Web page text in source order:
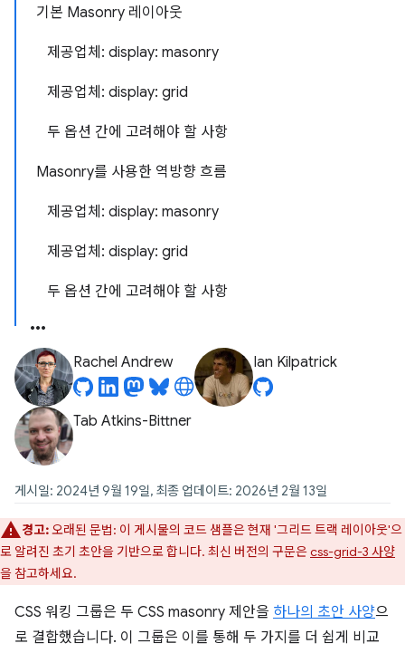
기본 Masonry 레이아웃
제공업체: display: masonry
제공업체: display: grid
두 옵션 간에 고려해야 할 사항
Masonry를 사용한 역방향 흐름
제공업체: display: masonry
제공업체: display: grid
두 옵션 간에 고려해야 할 사항
Rachel Andrew Ian Kilpatrick
Tab Atkins-Bittner
게시일: 2024년 9월 19일, 최종 업데이트: 2026년 2월 13일
경고:오래된 문법: 이 게시물의 코드 샘플은 현재 '그리드 트랙 레이아웃'으
로 알려진 초기 초안을 기반으로 합니다. 최신 버전의 구문은css-grid-3 사양
을 참고하세요.
CSS 워킹 그룹은 두 CSS masonry 제안을 하나의 초안 사양으
로 결합했습니다. 이 그룹은 이를 통해 두 가지를 더 쉽게 비교